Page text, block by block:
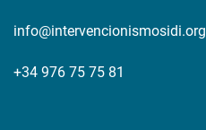
info@intervencionismosidi.org
+34 976 75 75 81